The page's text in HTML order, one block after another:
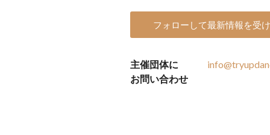
フォローして最新情報を受
主催団体に
お問い合わせ